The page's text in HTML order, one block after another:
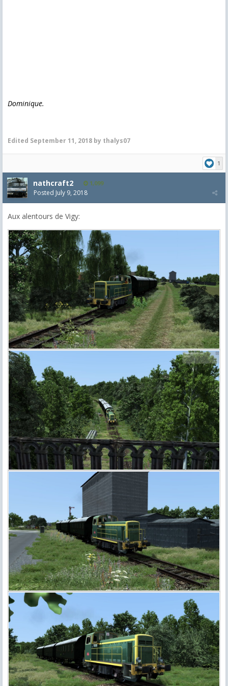
Dominique.
Edited September 11, 2018 by thalys07
1
nathcraft2 1,099
Posted July 9, 2018
Aux alentours de Vigy: